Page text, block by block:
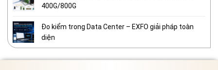
400G/800G
Đo kiểm trong Data Center – EXFO giải pháp toàn
diện